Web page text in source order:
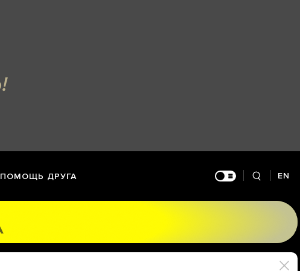
ПОМОЩЬ ДРУГА EN